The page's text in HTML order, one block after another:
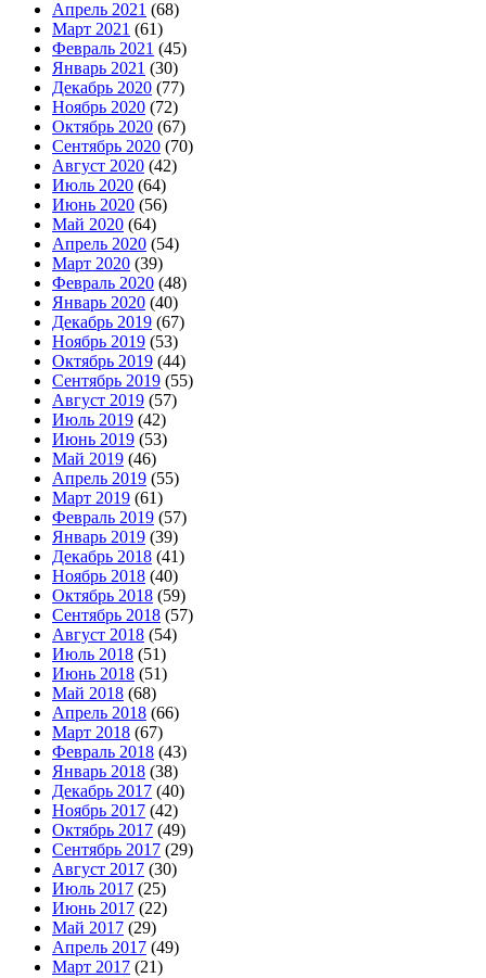
Апрель 2021 (68)
Март 2021 (61)
Февраль 2021 (45)
Январь 2021 (30)
Декабрь 2020 (77)
Ноябрь 2020 (72)
Октябрь 2020 (67)
Сентябрь 2020 (70)
Август 2020 (42)
Июль 2020 (64)
Июнь 2020 (56)
Май 2020 (64)
Апрель 2020 (54)
Март 2020 (39)
Февраль 2020 (48)
Январь 2020 (40)
Декабрь 2019 (67)
Ноябрь 2019 (53)
Октябрь 2019 (44)
Сентябрь 2019 (55)
Август 2019 (57)
Июль 2019 (42)
Июнь 2019 (53)
Май 2019 (46)
Апрель 2019 (55)
Март 2019 (61)
Февраль 2019 (57)
Январь 2019 (39)
Декабрь 2018 (41)
Ноябрь 2018 (40)
Октябрь 2018 (59)
Сентябрь 2018 (57)
Август 2018 (54)
Июль 2018 (51)
Июнь 2018 (51)
Май 2018 (68)
Апрель 2018 (66)
Март 2018 (67)
Февраль 2018 (43)
Январь 2018 (38)
Декабрь 2017 (40)
Ноябрь 2017 (42)
Октябрь 2017 (49)
Сентябрь 2017 (29)
Август 2017 (30)
Июль 2017 (25)
Июнь 2017 (22)
Май 2017 (29)
Апрель 2017 (49)
Март 2017 (21)